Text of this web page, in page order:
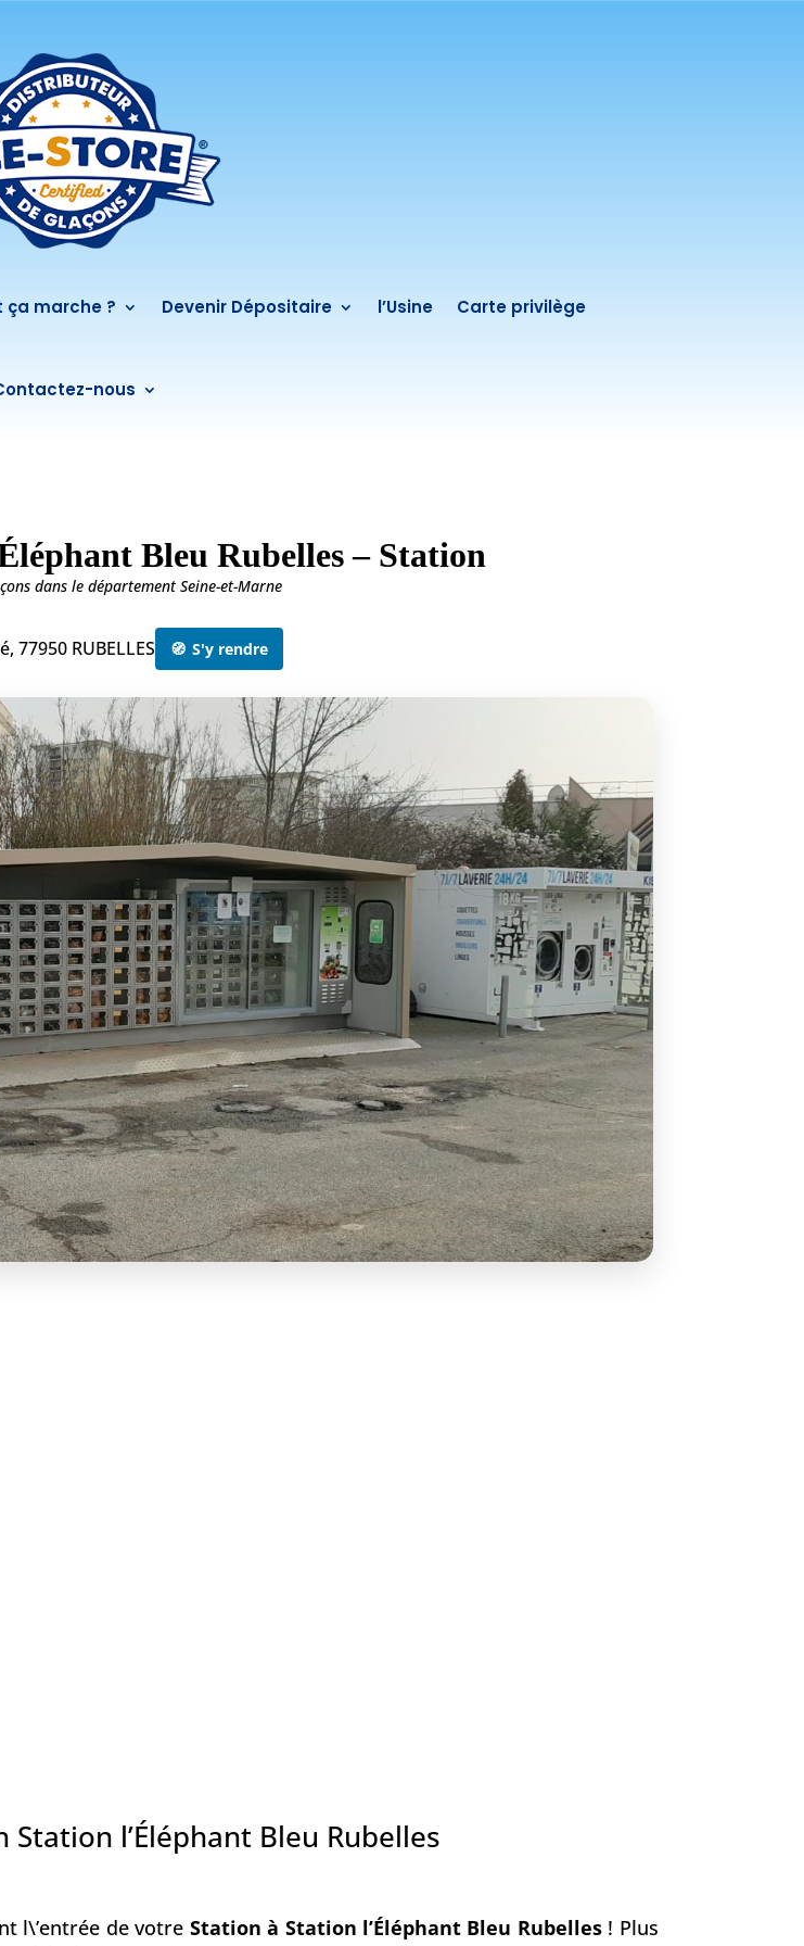
ça marche ? Devenir Dépositaire l’Usine Carte privilège
nous
Bleu Rubelles – Station
dans le département Seine-et-Marne
77950 RUBELLES 🧭 S'y rendre
l’Éléphant Bleu Rubelles
l\’entrée de votre Station à Station l’Éléphant Bleu Rubelles! Plus